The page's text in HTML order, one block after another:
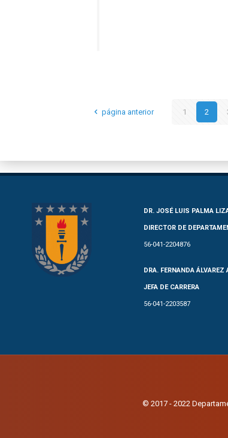
página anterior 1 2
DR. JOSÉ LUIS PALMA
DIRECTOR DE
56-041-2204876
DRA. FERNANDA ÁLVAREZ
JEFA DE CARRERA
56-041-2203587
© 2017 - 2022